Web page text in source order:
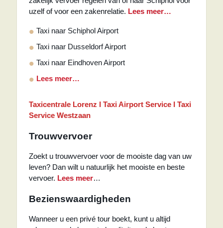
uzelf of voor een zakenrelatie. Lees meer…
Taxi naar Schiphol Airport
Taxi naar Dusseldorf Airport
Taxi naar Eindhoven Airport
Lees meer…
Taxicentrale Lorenz I Taxi Airport Service I Taxi
Service Westzaan
Trouwvervoer
Zoekt u trouwvervoer voor de mooiste dag van uw
leven? Dan wilt u natuurlijk het mooiste en beste
vervoer. Lees meer…
Bezienswaardigheden
Wanneer u een privé tour boekt, kunt u altijd